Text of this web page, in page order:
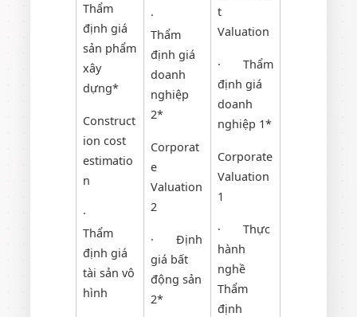
Thẩm
định giá
sản phẩm
xây
dựng*
Construct
ion cost
estimatio
n
·
Thẩm
định giá
tài sản vô
hình
·
Thẩm
định giá
doanh
nghiệp
2*
Corporat
e
Valuation
2
· Định
giá bất
động sản
2*
t
Valuation
· Thẩm
định giá
doanh
nghiệp 1*
Corporate
Valuation
1
· Thực
hành
nghề
Thẩm
định